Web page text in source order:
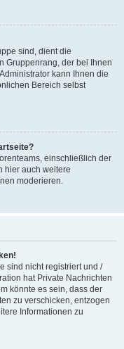
sind, dient die
Gruppenrang, der bei Ihnen
kann Ihnen die
Bereich selbst
einschließlich der
hier auch weitere
moderieren.
sind nicht registriert und /
hat Private Nachrichten
könnte es sein, dass der
zu verschicken, entzogen
Informationen zu